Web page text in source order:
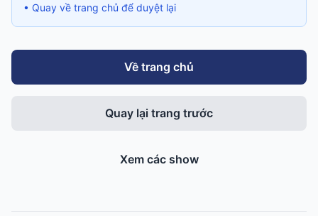
• Quay về trang chủ để duyệt lại
Về trang chủ
Quay lại trang trước
Xem các show